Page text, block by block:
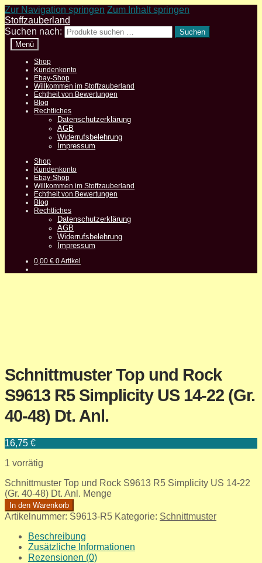
Zur Navigation springen Zum Inhalt springen
Stoffzauberland
Suchen nach:
Suchen
Menü
Shop
Kundenkonto
Ebay-Shop
Willkommen im Stoffzauberland
Echtheit von Bewertungen
Blog
Rechtliches
Datenschutzerklärung
AGB
Widerrufsbelehrung
Impressum
Shop
Kundenkonto
Ebay-Shop
Willkommen im Stoffzauberland
Echtheit von Bewertungen
Blog
Rechtliches
Datenschutzerklärung
AGB
Widerrufsbelehrung
Impressum
0,00€ 0 Artikel
Schnittmuster Top und Rock
S9613 R5 Simplicity US 14-22 (Gr.
40-48) Dt. Anl.
16,75 €
1 vorrätig
Schnittmuster Top und Rock S9613 R5 Simplicity US 14-22
(Gr. 40-48) Dt. Anl. Menge
In den Warenkorb
Artikelnummer: S9613-R5 Kategorie: Schnittmuster
Beschreibung
Zusätzliche Informationen
Rezensionen (0)